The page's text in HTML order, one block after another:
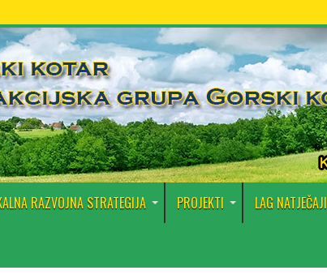
RAZVOJNA STRATEGIJA PROJEKTI LAG NATJEČAJI